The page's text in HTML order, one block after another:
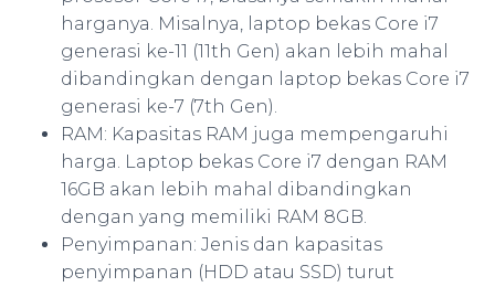
harganya. Misalnya, laptop bekas Core i7
generasi ke-11 (11th Gen) akan lebih mahal
dibandingkan dengan laptop bekas Core i7
generasi ke-7 (7th Gen).
RAM: Kapasitas RAM juga mempengaruhi
harga. Laptop bekas Core i7 dengan RAM
16GB akan lebih mahal dibandingkan
dengan yang memiliki RAM 8GB.
Penyimpanan: Jenis dan kapasitas
penyimpanan (HDD atau SSD) turut